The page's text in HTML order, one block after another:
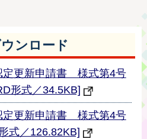
ンロード
定更新申請書 様式第4号
形式／34.5KB]
定更新申請書 様式第4号
式／126.82KB]